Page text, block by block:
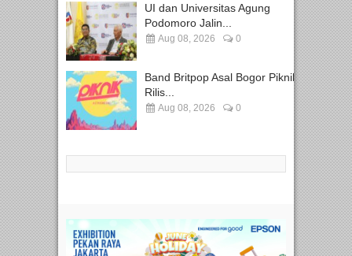
UI dan Universitas Agung
Podomoro Jalin...
Aug 08, 2026 0
Band Britpop Asal Bogor Piknik
Rilis...
Aug 08, 2026 0